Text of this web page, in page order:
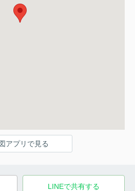
アプリで見る
LINEで共有する